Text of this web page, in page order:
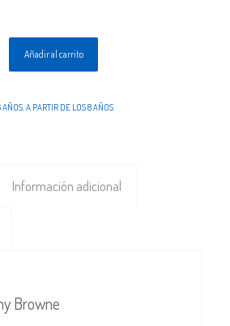
Añadir al carrito
AÑOS, A PARTIR DE LOS 8 AÑOS
Información adicional
Browne